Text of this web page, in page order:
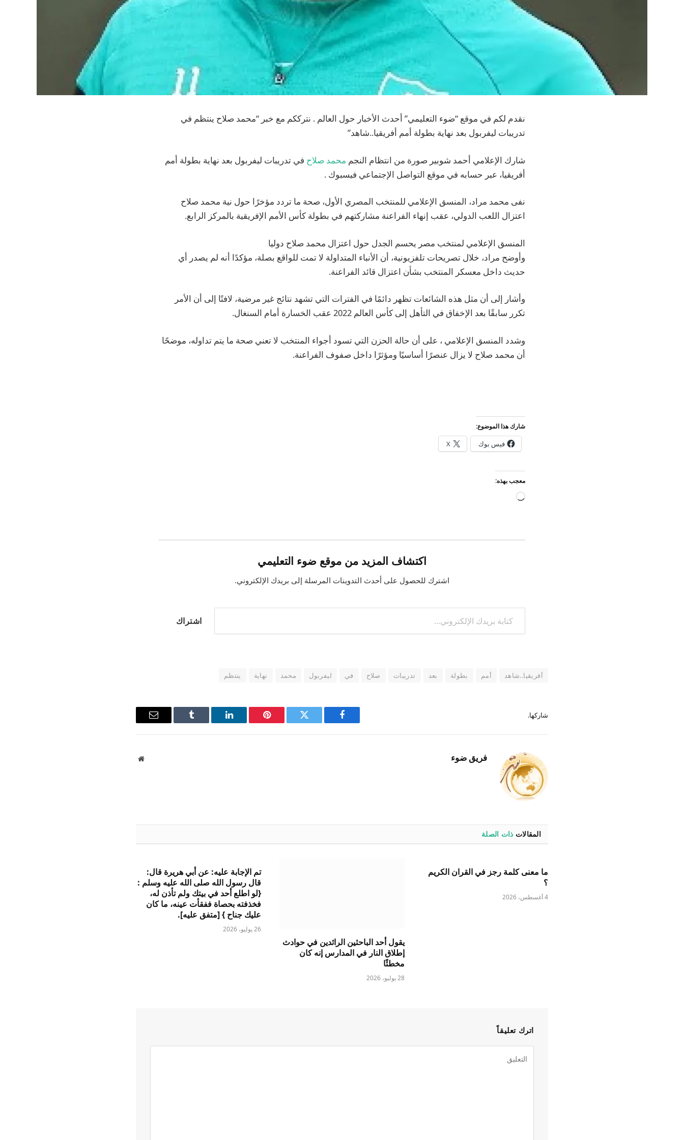
نقدم لكم في موقع “ضوء التعليمي” أحدث الأخبار حول العالم . نترككم مع خبر “محمد صلاح ينتظم في
تدريبات ليفربول بعد نهاية بطولة أمم أفريقيا..شاهد”
شارك الإعلامي أحمد شوبير صورة من انتظام النجم محمد صلاح في تدريبات ليفربول بعد نهاية بطولة أمم
أفريقيا، عبر حسابه في موقع التواصل الإجتماعي فيسبوك .
نفى محمد مراد، المنسق الإعلامي للمنتخب المصري الأول، صحة ما تردد مؤخرًا حول نية محمد صلاح
اعتزال اللعب الدولي، عقب إنهاء الفراعنة مشاركتهم في بطولة كأس الأمم الإفريقية بالمركز الرابع.
المنسق الإعلامي لمنتخب مصر يحسم الجدل حول اعتزال محمد صلاح دوليا
وأوضح مراد، خلال تصريحات تلفزيونية، أن الأنباء المتداولة لا تمت للواقع بصلة، مؤكدًا أنه لم يصدر أي
حديث داخل معسكر المنتخب بشأن اعتزال قائد الفراعنة.
وأشار إلى أن مثل هذه الشائعات تظهر دائمًا في الفترات التي تشهد نتائج غير مرضية، لافتًا إلى أن الأمر
تكرر سابقًا بعد الإخفاق في التأهل إلى كأس العالم 2022 عقب الخسارة أمام السنغال.
وشدد المنسق الإعلامي ، على أن حالة الحزن التي تسود أجواء المنتخب لا تعني صحة ما يتم تداوله، موضحًا
أن محمد صلاح لا يزال عنصرًا أساسيًا ومؤثرًا داخل صفوف الفراعنة.
شارك هذا الموضوع:
فيس بوك X
معجب بهذه:
جاري
اكتشاف المزيد من موقع ضوء التعليمي
اشترك للحصول على أحدث التدوينات المرسلة إلى بريدك الإلكتروني.
كتابة بريدك الإلكتروني...
اشتراك
أفريقيا..شاهد أمم بطولة بعد تدريبات صلاح في ليفربول محمد نهاية ينتظم
شاركها.
فيسبوك
تويتر بينتيريستلينكدإن Tumblr
البريد
فريق ضوء
موقع
المقالات ذات الصلة
ما معنى كلمة رجز في القران الكريم
؟
4 أغسطس، 2026
يقول أحد الباحثين الرائدين في حوادث
إطلاق النار في المدارس إنه كان
مخطئًا
28 يوليو، 2026
تم الإجابة عليه: عن أبي هريرة قال:
قال رسول الله صلى الله عليه وسلم :
{لو اطلع أحد في بيتك ولم تأذن له،
فخذفته بحصاة ففقأت عينه، ما كان
عليك جناح } [متفق عليه].
26 يوليو، 2026
اترك تعليقاً